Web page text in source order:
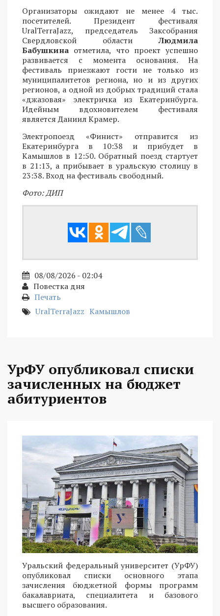
Организаторы ожидают не менее 4 тыс.
посетителей. Президент фестиваля
UralTerraJazz, председатель Заксобрания
Свердловской областиЛюдмила
Бабушкина отметила, что проект успешно
развивается с момента основания. На
фестиваль приезжают гости не только из
муниципалитетов региона, но и из других
регионов, а одной из добрых традиций стала
«джазовая» электричка из Екатеринбурга.
Идейным вдохновителем фестиваля
является Даниил Крамер.
Электропоезд «Финист» отправится из
Екатеринбурга в 10:38 и прибудет в
Камышлов в 12:50. Обратный поезд стартует
в 21:13, а прибывает в уральскую столицу в
23:38. Вход на фестиваль свободный.
Фото: ДИП
08/08/2026 - 02:04
Повестка дня
Печать
UralTerraJazz Камышлов
УрФУ опубликовал списки
зачисленных на бюджет
абитуриентов
Уральский федеральный университет (УрФУ)
опубликовал списки основного этапа
зачисления бюджетной формы программ
бакалавриата, специалитета и базового
высшего образования.